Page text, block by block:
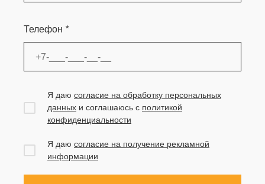
Телефон *
Я даю согласие на обработку персональных
данных и соглашаюсь с политикой
конфиденциальности
Я даю согласие на получение рекламной
информации